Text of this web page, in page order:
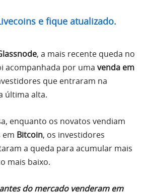
e fique atualizado.
, a mais recente queda no
acompanhada por uma venda em
que entraram na
última alta.
enquanto os novatos vendiam
em Bitcoin, os investidores
a queda para acumular mais
mais baixo.
do mercado venderam em